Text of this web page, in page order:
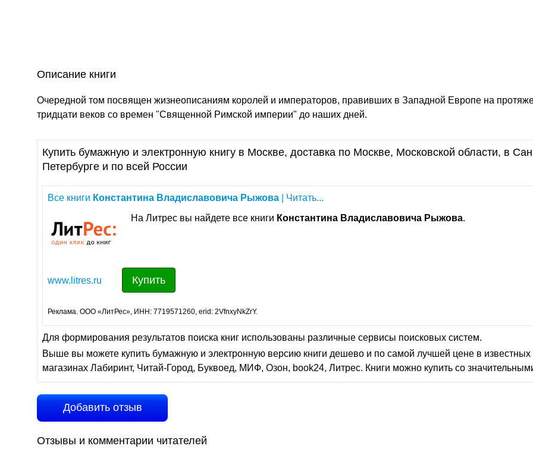
Описание книги
Очередной том посвящен жизнеописаниям королей и императоров, правивших в Западной Европе на
тридцати веков со времен "Священной Римской империи" до наших дней.
Купить бумажную и электронную книгу в Москве, доставка по Москве, Московской области, в
Петербурге и по всей России
Все книги Константина Владиславовича Рыжова | Читать...
На Литрес вы найдете все книги Константина Владиславовича Рыжова.
www.litres.ru Купить
Реклама. ООО «ЛитРес», ИНН: 7719571260, erid: 2VfnxyNkZrY.
Для формирования результатов поиска книг использованы различные сервисы поисковых систем.
Выше вы можете купить бумажную и электронную версию книги дешево и по самой лучшей цене в известных
магазинах Лабиринт, Читай-Город, Буквоед, МИФ, Озон, book24, Литрес. Книги можно купить со
Добавить отзыв
Отзывы и комментарии читателей